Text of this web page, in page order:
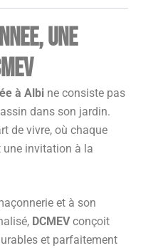
une
à Albi ne consiste pas
dans son jardin.
de vivre, où chaque
une invitation à la
et à son
DCMEVconçoit
et parfaitement